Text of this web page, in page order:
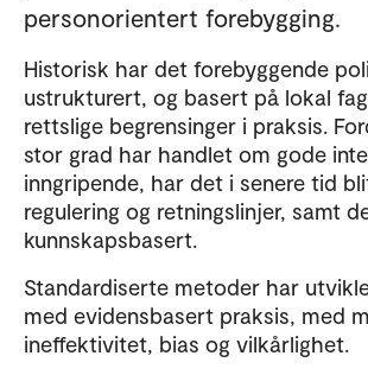
personorientert forebygging.
Historisk har det forebyggende
ustrukturert, og basert på lokal
rettslige begrensinger i praksis.
stor grad har handlet om gode
inngripende, har det i senere tid
regulering og retningslinjer, samt
kunnskapsbasert.
Standardiserte metoder har
med evidensbasert praksis, med
ineffektivitet, bias og vilkårlighet.